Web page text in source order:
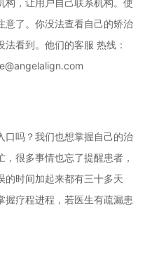
意了。你没法查看自己的矫治
看到。他们的客服 热线：
口吗？我们也想掌握自己的治
很多事情也忘了提醒患者，
的时间加起来都有三十多天
握疗程进程，若医生有疏漏患